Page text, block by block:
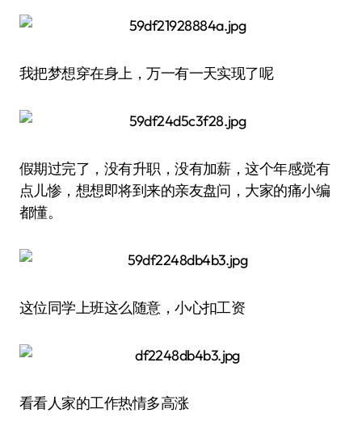
我把梦想穿在身上，万一有一天实现了呢
假期过完了，没有升职，没有加薪，这个年感觉有
点儿惨，想想即将到来的亲友盘问，大家的痛小编
都懂。
这位同学上班这么随意，小心扣工资
看看人家的工作热情多高涨